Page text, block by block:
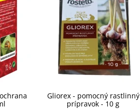
Gliorex - pomocný rastlinný
prípravok - 10 g